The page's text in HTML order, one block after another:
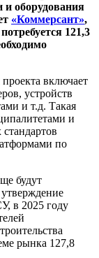
и оборудования
«Коммерсант»,
121,3
включает
устройств
и т.д. Такая
и
по
будут
утверждение
в 2025 году
рынка 127,8